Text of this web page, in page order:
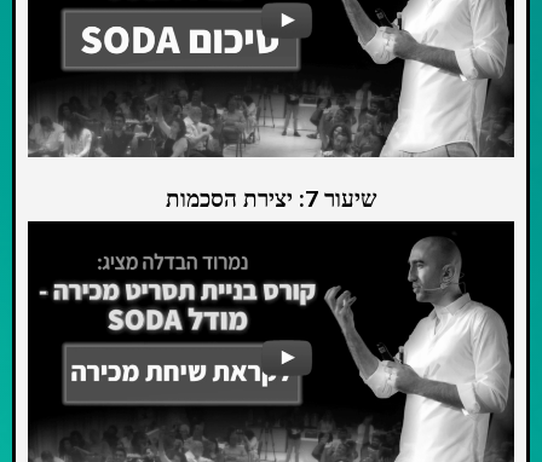
שיעור 7: יצירת הסכמות